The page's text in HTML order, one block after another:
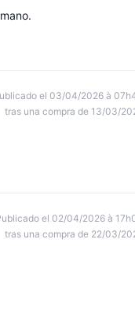
el 03/04/2026 à
tras una compra de 13/03/
el 02/04/2026 à
tras una compra de 22/03/